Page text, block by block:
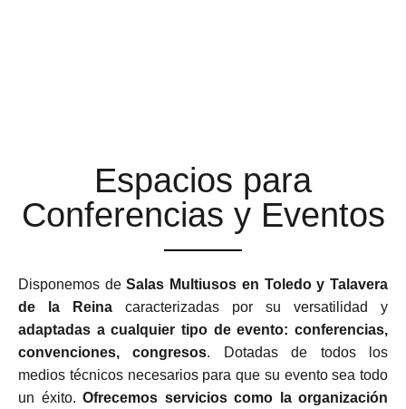
Espacios para
Conferencias y Eventos
Disponemos deSalas Multiusos en Toledo y Talavera
de la Reina caracterizadas por su versatilidad y
adaptadas a cualquier tipo de evento: conferencias,
convenciones, congresos. Dotadas de todos los
medios técnicos necesarios para que su evento sea todo
un éxito. Ofrecemos servicios como la organización